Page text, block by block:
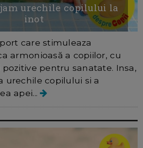
urechile copilului la
inot
care stimuleaza
armonioasă a copiilor, cu
pentru sanatate. Insa,
urechile copilului si a
apei...